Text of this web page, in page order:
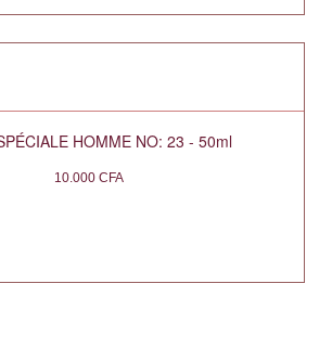
HOMME NO: 23 - 50ml
10.000 CFA